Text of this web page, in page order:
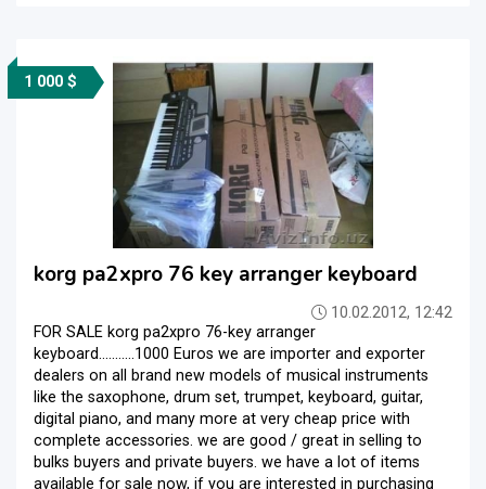
1 000 $
korg pa2xpro 76 key arranger keyboard
10.02.2012, 12:42
FOR SALE korg pa2xpro 76-key arranger
keyboard...........1000 Euros we are importer and exporter
dealers on all brand new models of musical instruments
like the saxophone, drum set, trumpet, keyboard, guitar,
digital piano, and many more at very cheap price with
complete accessories. we are good / great in selling to
bulks buyers and private buyers. we have a lot of items
available for sale now, if you are interested in purchasing